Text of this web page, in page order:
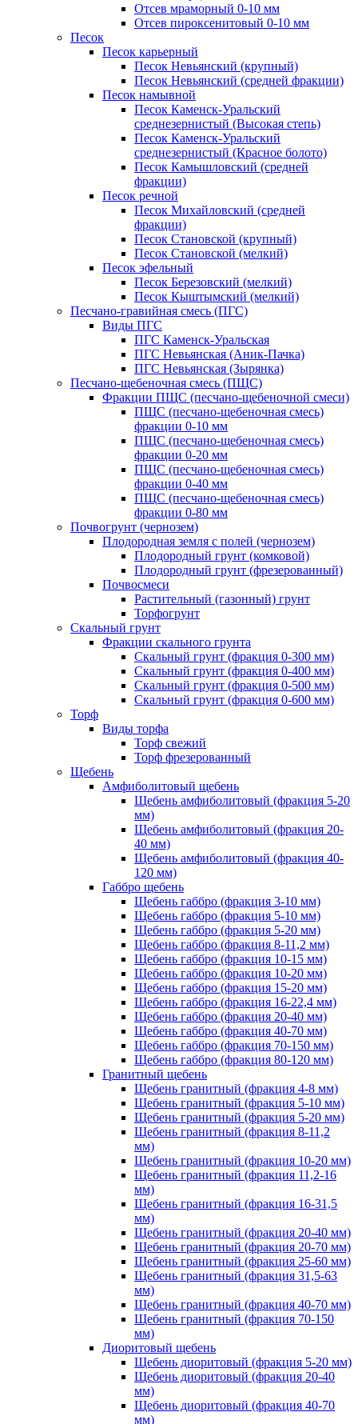
Отсев мраморный 0-10 мм
Отсев пироксенитовый 0-10 мм
Песок
Песок карьерный
Песок Невьянский (крупный)
Песок Невьянский (средней фракции)
Песок намывной
Песок Каменск-Уральский
среднезернистый (Высокая степь)
Песок Каменск-Уральский
среднезернистый (Красное болото)
Песок Камышловский (средней
фракции)
Песок речной
Песок Михайловский (средней
фракции)
Песок Становской (крупный)
Песок Становской (мелкий)
Песок эфельный
Песок Березовский (мелкий)
Песок Кыштымский (мелкий)
Песчано-гравийная смесь (ПГС)
Виды ПГС
ПГС Каменск-Уральская
ПГС Невьянская (Аник-Пачка)
ПГС Невьянская (Зырянка)
Песчано-щебеночная смесь (ПЩС)
Фракции ПЩС (песчано-щебеночной смеси)
ПЩС (песчано-щебеночная смесь)
фракции 0-10 мм
ПЩС (песчано-щебеночная смесь)
фракции 0-20 мм
ПЩС (песчано-щебеночная смесь)
фракции 0-40 мм
ПЩС (песчано-щебеночная смесь)
фракции 0-80 мм
Почвогрунт (чернозем)
Плодородная земля с полей (чернозем)
Плодородный грунт (комковой)
Плодородный грунт (фрезерованный)
Почвосмеси
Растительный (газонный) грунт
Торфогрунт
Скальный грунт
Фракции скального грунта
Скальный грунт (фракция 0-300 мм)
Скальный грунт (фракция 0-400 мм)
Скальный грунт (фракция 0-500 мм)
Скальный грунт (фракция 0-600 мм)
Торф
Виды торфа
Торф свежий
Торф фрезерованный
Щебень
Амфиболитовый щебень
Щебень амфиболитовый (фракция 5-20
мм)
Щебень амфиболитовый (фракция 20-
40 мм)
Щебень амфиболитовый (фракция 40-
120 мм)
Габбро щебень
Щебень габбро (фракция 3-10 мм)
Щебень габбро (фракция 5-10 мм)
Щебень габбро (фракция 5-20 мм)
Щебень габбро (фракция 8-11,2 мм)
Щебень габбро (фракция 10-15 мм)
Щебень габбро (фракция 10-20 мм)
Щебень габбро (фракция 15-20 мм)
Щебень габбро (фракция 16-22,4 мм)
Щебень габбро (фракция 20-40 мм)
Щебень габбро (фракция 40-70 мм)
Щебень габбро (фракция 70-150 мм)
Щебень габбро (фракция 80-120 мм)
Гранитный щебень
Щебень гранитный (фракция 4-8 мм)
Щебень гранитный (фракция 5-10 мм)
Щебень гранитный (фракция 5-20 мм)
Щебень гранитный (фракция 8-11,2
мм)
Щебень гранитный (фракция 10-20 мм)
Щебень гранитный (фракция 11,2-16
мм)
Щебень гранитный (фракция 16-31,5
мм)
Щебень гранитный (фракция 20-40 мм)
Щебень гранитный (фракция 20-70 мм)
Щебень гранитный (фракция 25-60 мм)
Щебень гранитный (фракция 31,5-63
мм)
Щебень гранитный (фракция 40-70 мм)
Щебень гранитный (фракция 70-150
мм)
Диоритовый щебень
Щебень диоритовый (фракция 5-20 мм)
Щебень диоритовый (фракция 20-40
мм)
Щебень диоритовый (фракция 40-70
мм)